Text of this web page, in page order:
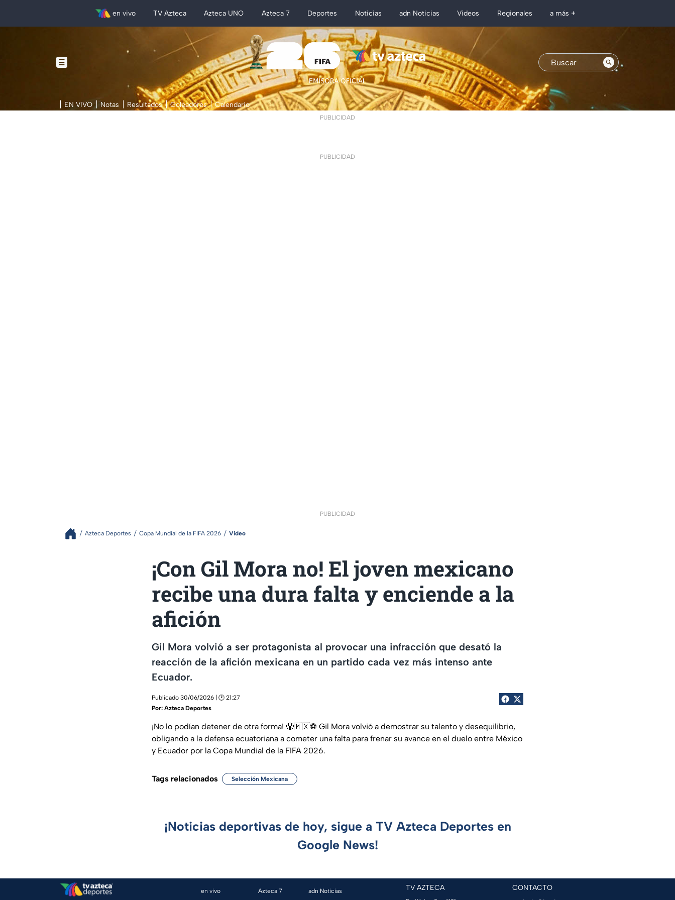
en vivo TV Azteca Azteca UNO Azteca 7 Deportes Noticias adn Noticias Videos Regionales a más +
EN VIVO Notas Resultados Goleadores Calendario
PUBLICIDAD
PUBLICIDAD
PUBLICIDAD
Azteca Deportes Copa Mundial de la FIFA 2026 Video
¡Con Gil Mora no! El joven mexicano
recibe una dura falta y enciende a la
afición
Gil Mora volvió a ser protagonista al provocar una infracción que desató la
reacción de la afición mexicana en un partido cada vez más intenso ante
Ecuador.
Publicado 30/06/2026 | 🕑 21:27
Por: Azteca Deportes
¡No lo podían detener de otra forma! 😤🇲🇽⚽ Gil Mora volvió a demostrar su talento y desequilibrio,
obligando a la defensa ecuatoriana a cometer una falta para frenar su avance en el duelo entre México
y Ecuador por la Copa Mundial de la FIFA 2026.
Tags relacionados Selección Mexicana
¡Noticias deportivas de hoy, sigue a TV Azteca Deportes en
Google News!
en vivo Azteca 7 adn Noticias TV AZTECA CONTACTO